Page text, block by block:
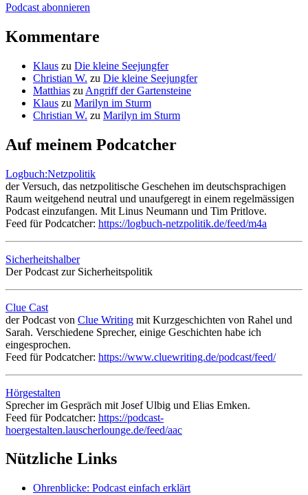
Podcast abonnieren
Kommentare
Klaus zu Die kleine Seejungfer
Christian W. zu Die kleine Seejungfer
Matthias zu Angriff der Gartensteine
Klaus zu Marilyn im Sturm
Christian W. zu Marilyn im Sturm
Auf meinem Podcatcher
Logbuch:Netzpolitik
der Versuch, das netzpolitische Geschehen im deutschsprachigen
Raum weitgehend neutral und unaufgeregt in einem regelmässigen
Podcast einzufangen. Mit Linus Neumann und Tim Pritlove.
Feed für Podcatcher: https://logbuch-netzpolitik.de/feed/m4a
Sicherheitshalber
Der Podcast zur Sicherheitspolitik
Clue Cast
der Podcast von Clue Writing mit Kurzgeschichten von Rahel und
Sarah. Verschiedene Sprecher, einige Geschichten habe ich
eingesprochen.
Feed für Podcatcher: https://www.cluewriting.de/podcast/feed/
Hörgestalten
Sprecher im Gespräch mit Josef Ulbig und Elias Emken.
Feed für Podcatcher: https://podcast-
hoergestalten.lauscherlounge.de/feed/aac
Nützliche Links
Ohrenblicke: Podcast einfach erklärt